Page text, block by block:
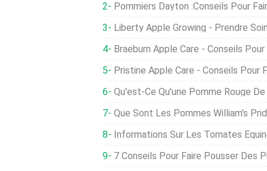
Pommiers Dayton :Conseils Pour Faire
Liberty Apple Growing - Prendre
Braeburn Apple Care - Conseils Pour Faire
Pristine Apple Care - Conseils Pour
Qu'est-Ce Qu'une Pomme Rouge De Rome - Conseils Pour
Que Sont Les Pommes William's Pride:Conseils Pour
Informations Sur Les Tomates Equinox :Conseils
7 Conseils Pour Faire Pousser Des